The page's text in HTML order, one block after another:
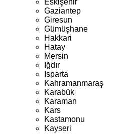
Eskişehir
Gaziantep
Giresun
Gümüşhane
Hakkari
Hatay
Mersin
Iğdır
Isparta
Kahramanmaraş
Karabük
Karaman
Kars
Kastamonu
Kayseri